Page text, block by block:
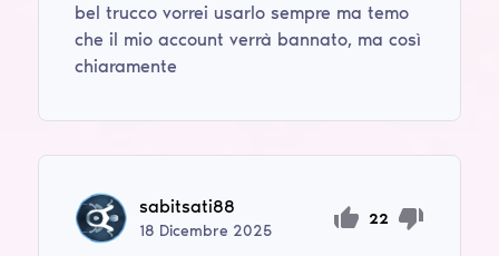
bel trucco vorrei usarlo sempre ma temo
che il mio account verrà bannato, ma così
chiaramente
sabitsati88
18 Dicembre 2025
22